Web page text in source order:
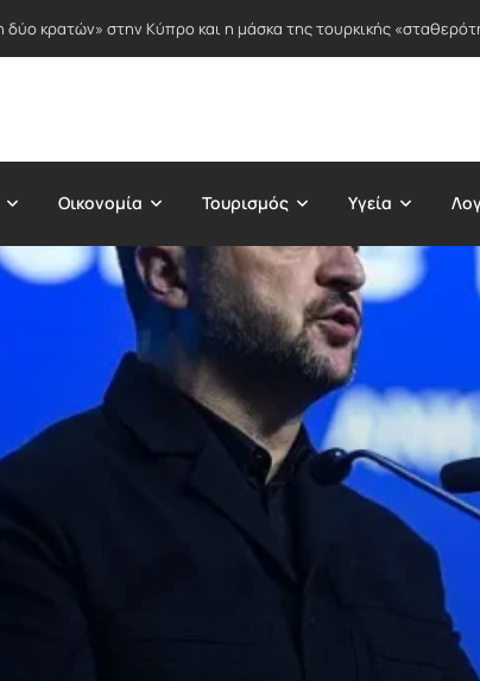
δύο κρατών» στην Κύπρο και η μάσκα της τουρκικής
Οικονομία Τουρισμός Υγεία